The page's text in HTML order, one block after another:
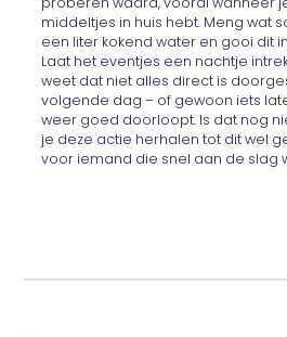
middeltjes in huis hebt. Meng wat
een liter kokend water en gooi dit
Laat het eventjes een nachtje
weet dat niet alles direct is
volgende dag – of gewoon iets
weer goed doorloopt. Is dat nog
je deze actie herhalen tot dit wel
voor iemand die snel aan de slag